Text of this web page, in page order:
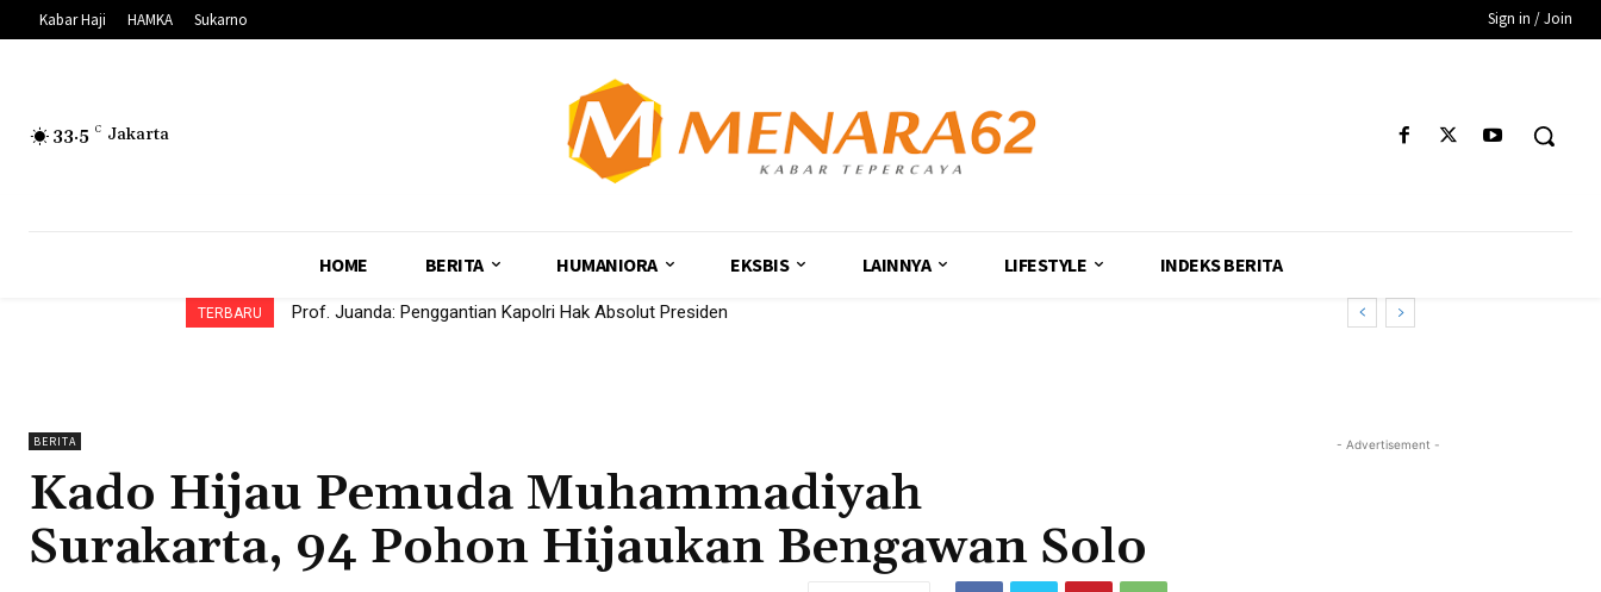
Kabar Haji HAMKA Sukarno Sign in / Join
33.5 C Jakarta
HOME BERITA HUMANIORA EKSBIS LAINNYA LIFESTYLE INDEKS BERITA
TERBARU Prof. Juanda: Penggantian Kapolri Hak Absolut Presiden
BERITA
Kado Hijau Pemuda Muhammadiyah
Surakarta, 94 Pohon Hijaukan Bengawan Solo
- Advertisement -